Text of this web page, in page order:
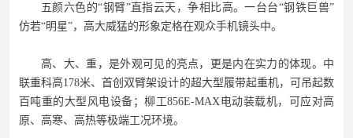
五颜六色的“钢臂”直指云天，争相比高。一台台“钢铁巨兽”
仿若“明星”，高大威猛的形象定格在观众手机镜头中。
高、大、重，是外观可见的亮点，更是内在实力的体现。中
联重科高178米、首创双臂架设计的超大型履带起重机，可吊起数
百吨重的大型风电设备；柳工856E-MAX电动装载机，可应对高
原、高寒、高热等极端工况环境。